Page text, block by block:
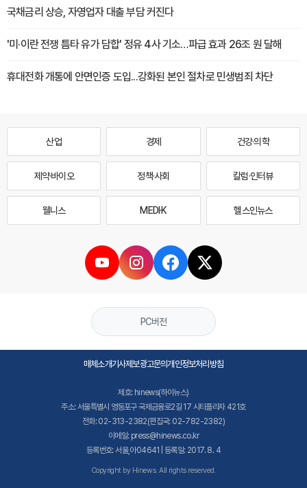
국채금리 상승, 자영업자 대출 부담 커진다
'미·이란 전쟁 틈타 유가 담합' 정유 4사 기소…파급 효과 26조 원 달해
휴대전화 개통에 안면인증 도입...강화된 본인 절차로 민생범죄 차단
산업 경제 건강·의학
제약·바이오 정책·사회 칼럼·인터뷰
웰니스 MEDI·K 헬스인뉴스
PC버전
매체소개기사제보광고문의개인정보처리방침
제호: hinews(하이뉴스)
주소: 서울특별시 영등포구 국제금융로2길 17 시티플라자 421호
전화: 02-313-2382(편집국: 02-782-2382)
이메일: press@hinews.co.kr
등록번호: 서울,아04641 | 등록일: 2017. 8. 4
Copyright by Hinews. All rights reserved.